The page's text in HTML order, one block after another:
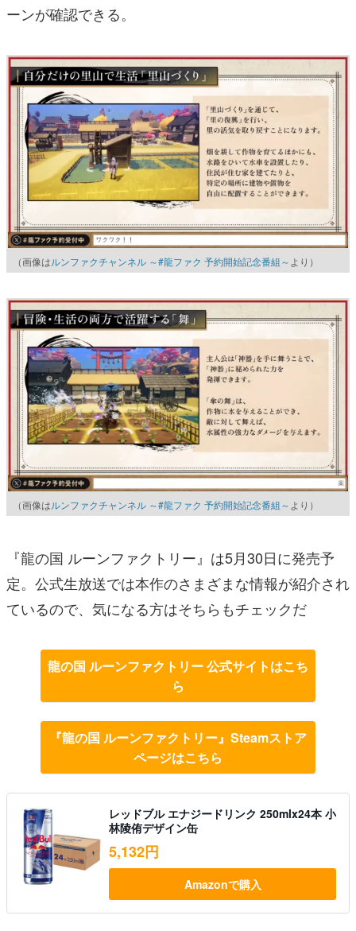
ーンが確認できる。
（画像はルンファクチャンネル ～#龍ファク 予約開始記念番組～ より）
（画像はルンファクチャンネル ～#龍ファク 予約開始記念番組～より）
『龍の国 ルーンファクトリー』は5月30日に発売予
定。公式生放送では本作のさまざまな情報が紹介され
ているので、気になる方はそちらもチェックだ
龍の国 ルーンファクトリー 公式サイトはこち
ら
『龍の国 ルーンファクトリー』Steamストア
ページはこちら
レッドブル エナジードリンク 250mlx24本 小
林陵侑デザイン缶
5,132円
Amazonで購入